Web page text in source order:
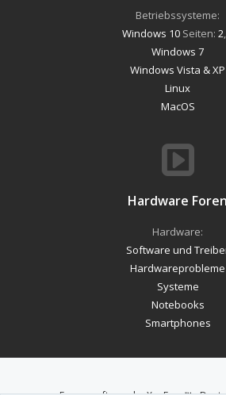
Betriebssysteme:
Windows 10Seiten: 2
Windows 7
Windows Vista & XP
Linux
MacOS
Hardware Foren
Hardware:
Software und
Hardwareprobleme
Systeme
Notebooks
Smartphones